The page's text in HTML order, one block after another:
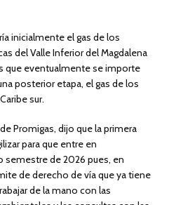
inicialmente el gas de los
del Valle Inferior del Magdalena
que eventualmente se importe
posterior etapa, el gas de los
sur.
Promigas, dijo que la primera
para que entre en
de 2026 pues, en
de derecho de vía que ya tiene
de la mano con las